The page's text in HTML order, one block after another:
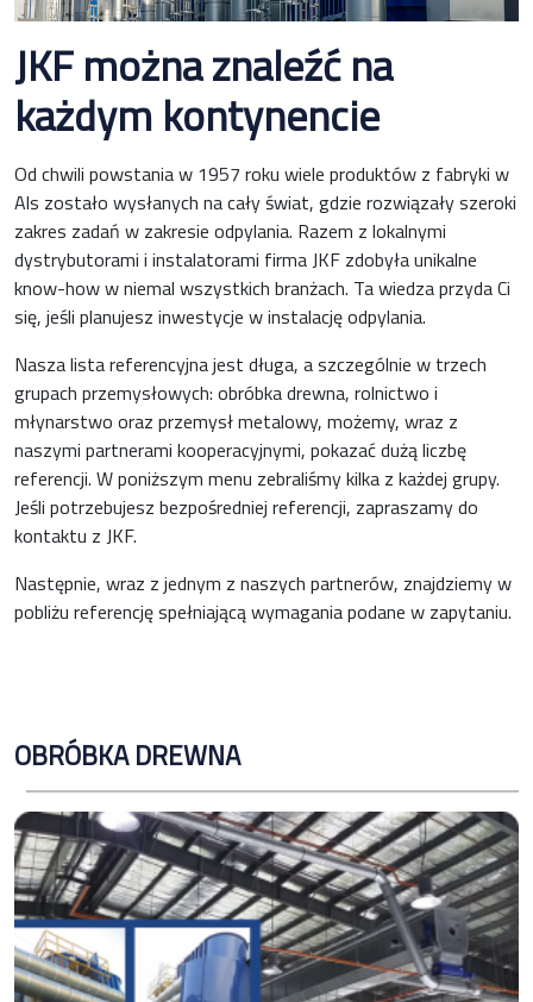
JKF można znaleźć na
każdym kontynencie
Od chwili powstania w 1957 roku wiele produktów z fabryki w
Als zostało wysłanych na cały świat, gdzie rozwiązały szeroki
zakres zadań w zakresie odpylania. Razem z lokalnymi
dystrybutorami i instalatorami firma JKF zdobyła unikalne
know-how w niemal wszystkich branżach. Ta wiedza przyda Ci
się, jeśli planujesz inwestycje w instalację odpylania.
Nasza lista referencyjna jest długa, a szczególnie w trzech
grupach przemysłowych: obróbka drewna, rolnictwo i
młynarstwo oraz przemysł metalowy, możemy, wraz z
naszymi partnerami kooperacyjnymi, pokazać dużą liczbę
referencji. W poniższym menu zebraliśmy kilka z każdej grupy.
Jeśli potrzebujesz bezpośredniej referencji, zapraszamy do
kontaktu z JKF.
Następnie, wraz z jednym z naszych partnerów, znajdziemy w
pobliżu referencję spełniającą wymagania podane w zapytaniu.
OBRÓBKA DREWNA